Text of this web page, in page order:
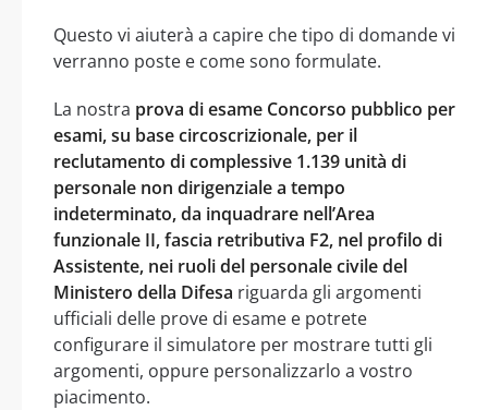
Questo vi aiuterà a capire che tipo di domande vi
verranno poste e come sono formulate.
La nostra prova di esame Concorso pubblico per
esami, su base circoscrizionale, per il
reclutamento di complessive 1.139 unità di
personale non dirigenziale a tempo
indeterminato, da inquadrare nell’Area
funzionale II, fascia retributiva F2, nel profilo di
Assistente, nei ruoli del personale civile del
Ministero della Difesa riguarda gli argomenti
ufficiali delle prove di esame e potrete
configurare il simulatore per mostrare tutti gli
argomenti, oppure personalizzarlo a vostro
piacimento.